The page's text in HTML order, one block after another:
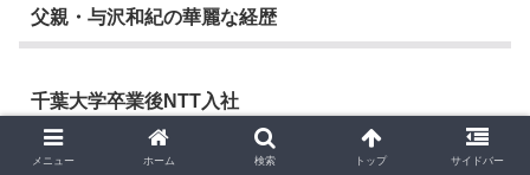
父親・与沢和紀の華麗な経歴
千葉大学卒業後NTT入社
メニュー ホーム 検索 トップ サイドバー